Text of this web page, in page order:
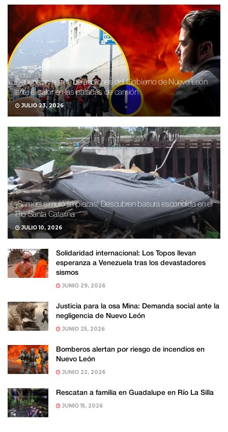
Denuncian la falta de acciones del Gobierno de Nuevo León
ante el calor en las paradas de camión
JULIO 23, 2026
¡Samuel simuló limpiezas! Descubren basura escondida en el
Río Santa Catarina
JULIO 10, 2026
Solidaridad internacional: Los Topos llevan
esperanza a Venezuela tras los devastadores
sismos
JUNIO 29, 2026
Justicia para la osa Mina: Demanda social ante la
negligencia de Nuevo León
JUNIO 25, 2026
Bomberos alertan por riesgo de incendios en
Nuevo León
JUNIO 22, 2026
Rescatan a familia en Guadalupe en Río La Silla
JUNIO 15, 2026